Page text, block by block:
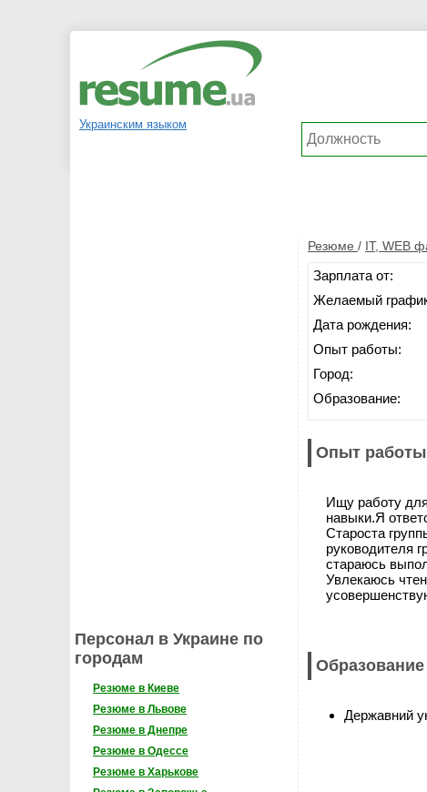
Украинским языком
Персонал в Украине по
городам
Резюме в Киеве
Резюме в Львове
Резюме в Днепре
Резюме в Одессе
Резюме в Харькове
Резюме / IT, WEB
Зарплата от:
Желаемый
Дата рождения:
Опыт работы:
Город:
Образование:
Опыт работы
Ищу работу
навыки.Я
Староста
руководителя
стараюсь
Увлекаюсь
Державний